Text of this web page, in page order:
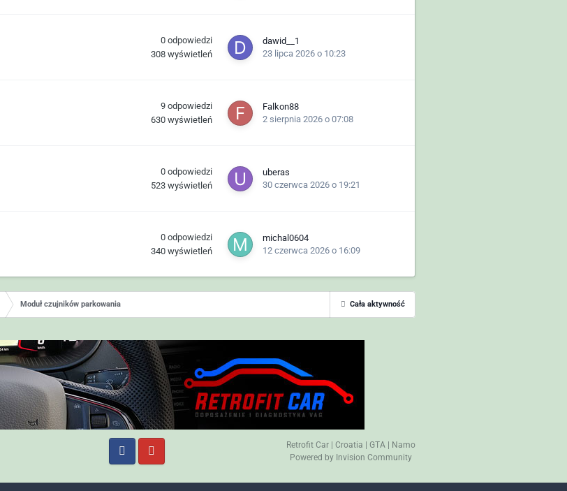
0 odpowiedzi
308 wyświetleń
dawid__1
23 lipca 2026 o 10:23
9 odpowiedzi
630 wyświetleń
Falkon88
2 sierpnia 2026 o 07:08
0 odpowiedzi
523 wyświetleń
uberas
30 czerwca 2026 o 19:21
0 odpowiedzi
340 wyświetleń
michal0604
12 czerwca 2026 o 16:09
Cała aktywność
Moduł czujników parkowania
Retrofit Car |Croatia |GTA
Namo
Powered by Invision Community